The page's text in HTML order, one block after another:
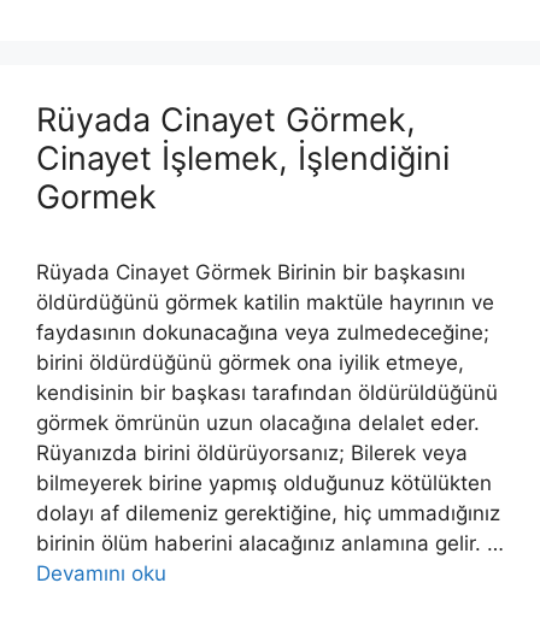
Rüyada Cinayet Görmek,
Cinayet İşlemek, İşlendiğini
Gormek
Rüyada Cinayet Görmek Birinin bir başkasını
öldürdüğünü görmek katilin maktüle hayrının ve
faydasının dokunacağına veya zulmedeceğine;
birini öldürdü­ğünü görmek ona iyilik etmeye,
kendisinin bir başkası tarafından öldürül­düğünü
görmek ömrünün uzun olacağına delalet eder.
Rüyanızda birini öldürüyorsanız; Bilerek veya
bilmeyerek birine yapmış olduğunuz kötülükten
dolayı af dilemeniz gerektiğine, hiç ummadığınız
birinin ölüm haberini alacağınız anlamına gelir. …
Devamını oku